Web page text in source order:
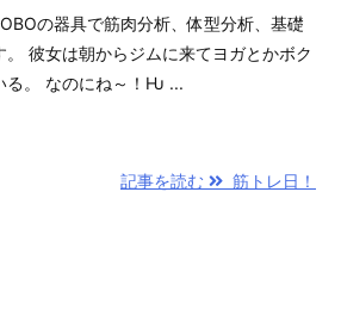
の器具で筋肉分析、体型分析、基礎
彼女は朝からジムに来てヨガとかボク
る。 なのにね～！Ƕ ...
記事を読む 筋トレ日！